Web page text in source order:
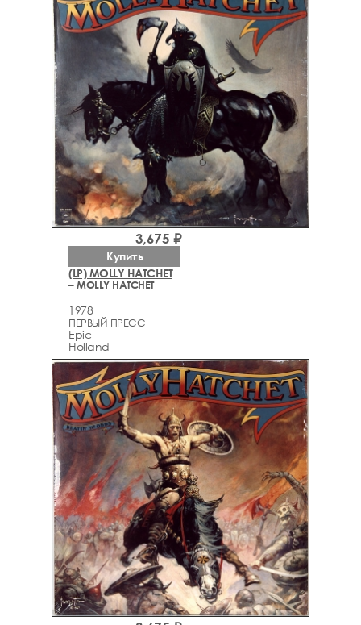
(LP) MOLLY HATCHET
– MOLLY HATCHET
1978
ПЕРВЫЙ ПРЕСС
Epic
Holland
3,675 ₽
Купить